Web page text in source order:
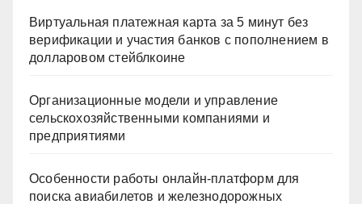
Виртуальная платежная карта за 5 минут без
верификации и участия банков с пополнением в
долларовом стейблкоине
Организационные модели и управление
сельскохозяйственными компаниями и
предприятиями
Особенности работы онлайн-платформ для
поиска авиабилетов и железнодорожных